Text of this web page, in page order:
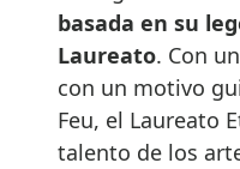
basada en su
Laureato. Con
con un motivo
Feu, el Laureato
talento de los